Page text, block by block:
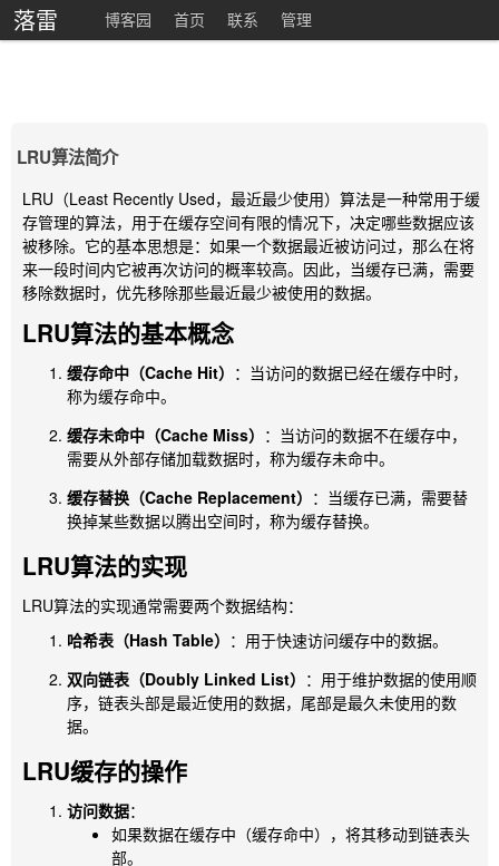
落雷 博客园 首页 联系 管理
LRU算法简介
LRU（Least Recently Used，最近最少使用）算法是一种常用于缓
存管理的算法，用于在缓存空间有限的情况下，决定哪些数据应该
被移除。它的基本思想是：如果一个数据最近被访问过，那么在将
来一段时间内它被再次访问的概率较高。因此，当缓存已满，需要
移除数据时，优先移除那些最近最少被使用的数据。
LRU算法的基本概念
缓存命中（Cache Hit） ：当访问的数据已经在缓存中时，
称为缓存命中。
缓存未命中（Cache Miss） ：当访问的数据不在缓存中，
需要从外部存储加载数据时，称为缓存未命中。
缓存替换（Cache Replacement） ：当缓存已满，需要替
换掉某些数据以腾出空间时，称为缓存替换。
LRU算法的实现
LRU算法的实现通常需要两个数据结构：
哈希表（Hash Table） ：用于快速访问缓存中的数据。
双向链表（Doubly Linked List） ：用于维护数据的使用顺
序，链表头部是最近使用的数据，尾部是最久未使用的数
据。
LRU缓存的操作
访问数据：
如果数据在缓存中（缓存命中），将其移动到链表头
部。